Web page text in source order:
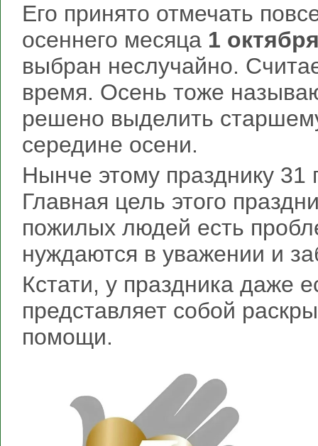
Его принято отмечать
осеннего месяца 1
выбран неслучайно.
время. Осень тоже
решено выделить
середине осени.
Нынче этому празднику 31
Главная цель этого
пожилых людей есть
нуждаются в уважении и
Кстати, у праздника даже
представляет собой
помощи.